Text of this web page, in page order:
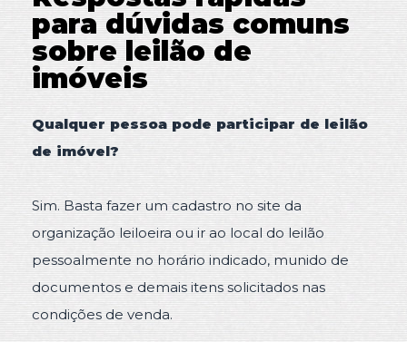
para dúvidas comuns
sobre leilão de
imóveis
Qualquer pessoa pode participar de leilão
de imóvel?
Sim. Basta fazer um cadastro no site da
organização leiloeira ou ir ao local do leilão
pessoalmente no horário indicado, munido de
documentos e demais itens solicitados nas
condições de venda.